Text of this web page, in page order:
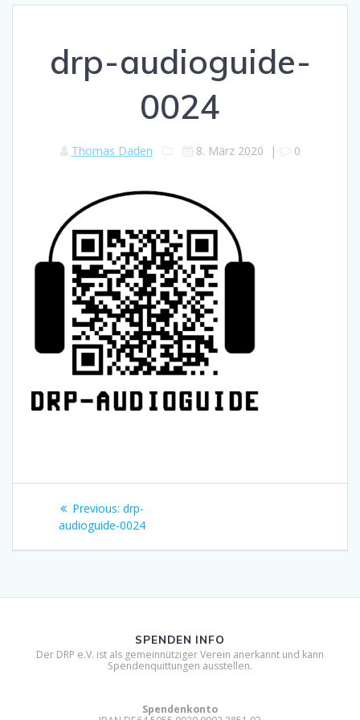
drp-audioguide-
0024
Thomas Daden 8. März 2020 | 0
Beitragsnavigation
Previous: Previous
post:
drp-
audioguide-0024
SPENDEN INFO
Der DRP e.V. ist als gemeinnütziger Verein anerkannt und kann
Spendenquittungen ausstellen.
Spendenkonto